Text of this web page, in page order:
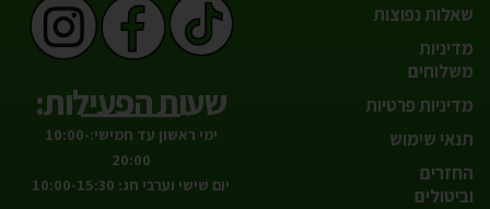
שאלות נפוצות
מדיניות
משלוחים
מדיניות פרטיות
תנאי שימוש
החזרים
וביטולים
שעות הפעילות:
ימי ראשון עד חמישי:10:00-
20:00
יום שישי וערבי חג: 10:00-15:30